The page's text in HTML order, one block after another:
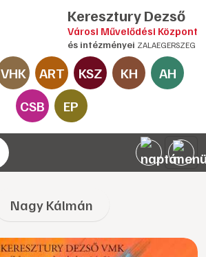
Keresztury Dezső
Városi Művelődési Központ
és intézményei ZALAEGERSZEG
VHK ART KSZ KH
AH
CSB
EP
Nagy Kálmán